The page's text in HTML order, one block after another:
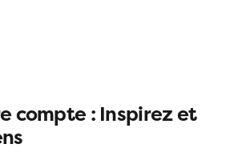
compte : Inspirez et